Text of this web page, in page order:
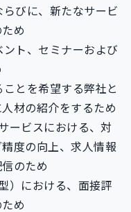
びに、新たなサービ
め
ト、セミナーおよび
とを希望する弊社と
材の紹介をするため
ービスにおける、対
度の向上、求人情報
のため
）における、面接評
め